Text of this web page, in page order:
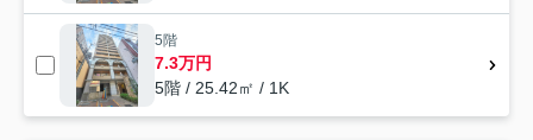
5階
7.3万円
5階 / 25.42㎡ / 1K